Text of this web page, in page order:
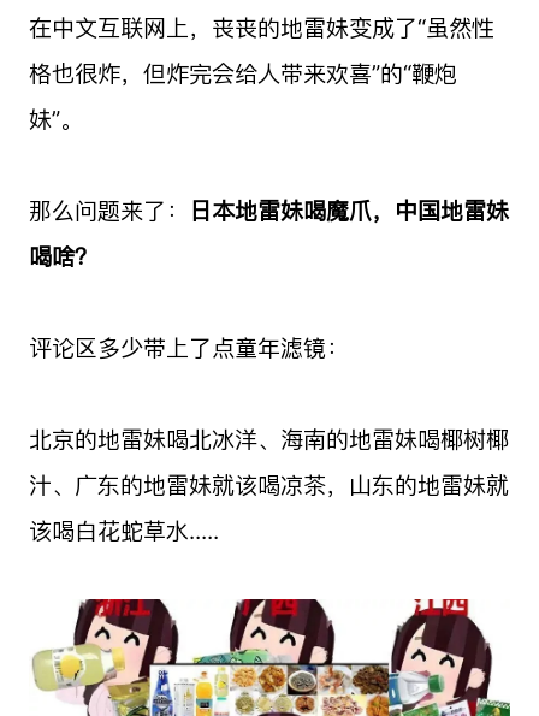
在中文互联网上，丧丧的地雷妹变成了“虽然性
格也很炸，但炸完会给人带来欢喜”的“鞭炮
妹”。
那么问题来了：
日本地雷妹喝魔爪，中国地雷妹
喝啥？
评论区多少带上了点童年滤镜：
北京的地雷妹喝北冰洋、海南的地雷妹喝椰树椰
汁、广东的地雷妹就该喝凉茶，山东的地雷妹就
该喝白花蛇草水.....